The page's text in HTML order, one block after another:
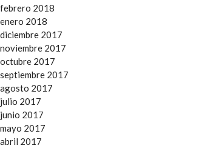
febrero 2018
enero 2018
diciembre 2017
noviembre 2017
octubre 2017
septiembre 2017
agosto 2017
julio 2017
junio 2017
mayo 2017
abril 2017